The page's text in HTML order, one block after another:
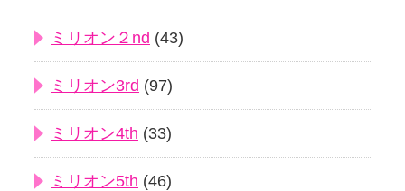
ミリオン２nd (43)
ミリオン3rd (97)
ミリオン4th (33)
ミリオン5th (46)